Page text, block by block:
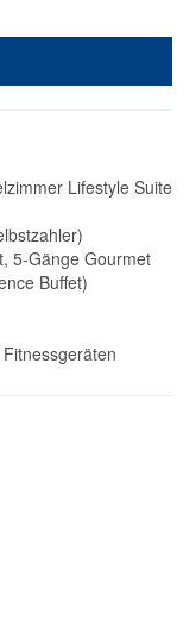
Lifestyle Suite
5-Gänge Gourmet
Buffet)